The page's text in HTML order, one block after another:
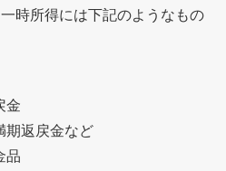
時所得には下記のようなもの
金
返戻金など
品